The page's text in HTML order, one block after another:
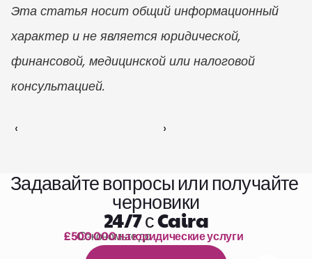
Эта статья носит общий информационный
характер и не является юридической,
финансовой, медицинской или налоговой
консультацией.
‹ ›
Задавайте вопросы или получайте
черновики
24/7 с Caira
1 000 часов чтения
Сэкономьте до
£500 000 на юридические услуги